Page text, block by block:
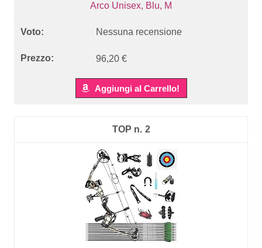
Arco Unisex, Blu, M
Nessuna recensione
96,20 €
Aggiungi al Carrello!
2